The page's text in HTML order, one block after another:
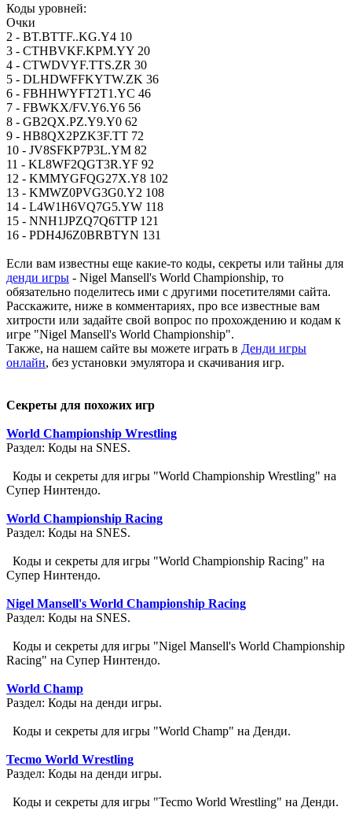
Коды уровней:
Очки
2 - BT.BTTF..KG.Y4 10
3 - CTHBVKF.KPM.YY 20
4 - CTWDVYF.TTS.ZR 30
5 - DLHDWFFKYTW.ZK 36
6 - FBHHWYFT2T1.YC 46
7 - FBWKX/FV.Y6.Y6 56
8 - GB2QX.PZ.Y9.Y0 62
9 - HB8QX2PZK3F.TT 72
10 - JV8SFKP7P3L.YM 82
11 - KL8WF2QGT3R.YF 92
12 - KMMYGFQG27X.Y8 102
13 - KMWZ0PVG3G0.Y2 108
14 - L4W1H6VQ7G5.YW 118
15 - NNH1JPZQ7Q6TTP 121
16 - PDH4J6Z0BRBTYN 131
Если вам известны еще какие-то коды, секреты или тайны для
денди игры - Nigel Mansell's World Championship, то
обязательно поделитесь ими с другими посетителями сайта.
Расскажите, ниже в комментариях, про все известные вам
хитрости или задайте свой вопрос по прохождению и кодам к
игре "Nigel Mansell's World Championship".
Также, на нашем сайте вы можете играть в Денди игры
онлайн, без установки эмулятора и скачивания игр.
Секреты для похожих игр
World Championship Wrestling
Раздел: Коды на SNES.
Коды и секреты для игры "World Championship Wrestling" на
Супер Нинтендо.
World Championship Racing
Раздел: Коды на SNES.
Коды и секреты для игры "World Championship Racing" на
Супер Нинтендо.
Nigel Mansell's World Championship Racing
Раздел: Коды на SNES.
Коды и секреты для игры "Nigel Mansell's World Championship
Racing" на Супер Нинтендо.
World Champ
Раздел: Коды на денди игры.
Коды и секреты для игры "World Champ" на Денди.
Tecmo World Wrestling
Раздел: Коды на денди игры.
Коды и секреты для игры "Tecmo World Wrestling" на Денди.